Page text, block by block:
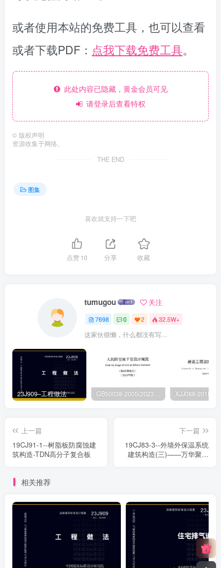
或者使用本站的免费工具，也可以查看
或者下载PDF： 点我下载免费工具。
此处内容已隐藏，黄金会员可见
请登录后查看特权
© 版权声明
资源收集于网络。
THE END
图集
喜欢就支持一下吧
点赞10 分享 收藏
tumugou 关注
7698 0 2 32.5W+
这家伙很懒，什么都没有写...
23J909–工程做法 GB50038-2005(2023版)–人民防空地下室设计规范
上一篇
19CJ91-1--树脂板防腐蚀建
筑构造-TDN高分子复合板
下一篇
19CJ83-3--外墙外保温系统
建筑构造(三)——万华聚氨
相关推荐